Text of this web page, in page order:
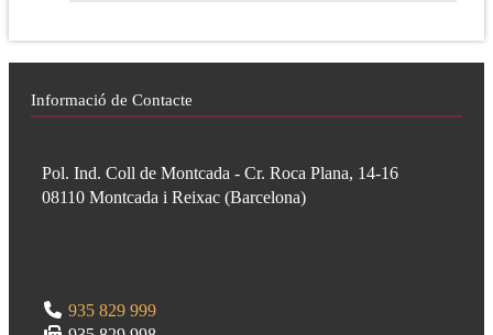
Informació de Contacte
Pol. Ind. Coll de Montcada - Cr. Roca Plana, 14-16
08110 Montcada i Reixac (Barcelona)
935 829 999